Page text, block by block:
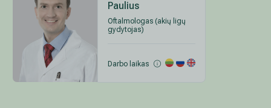
Paulius
Oftalmologas (akių ligų
gydytojas)
Darbo laikas